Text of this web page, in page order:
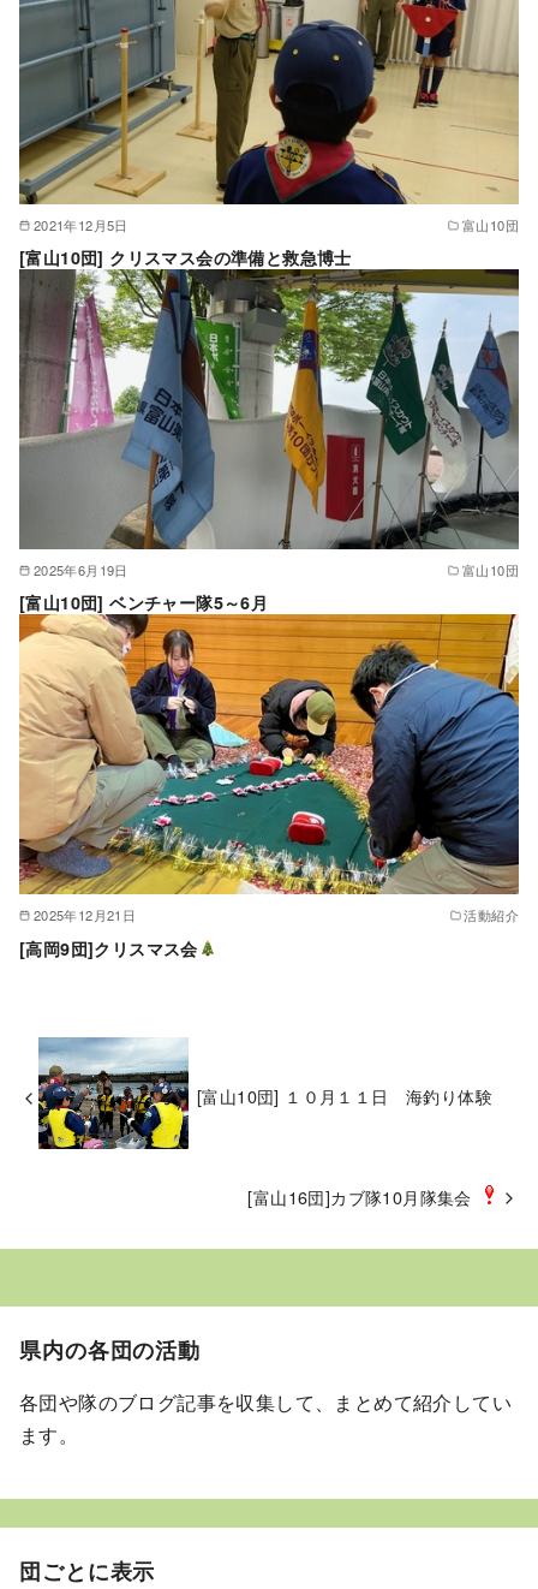
2021年12月5日 富山10団
[富山10団] クリスマス会の準備と救急博士
2025年6月19日 富山10団
[富山10団] ベンチャー隊5～6月
2025年12月21日 活動紹介
[高岡9団]クリスマス会
[富山10団] １０月１１日 海釣り体験
[富山16団]カブ隊10月隊集会
県内の各団の活動
各団や隊のブログ記事を収集して、まとめて紹介してい
ます。
団ごとに表示